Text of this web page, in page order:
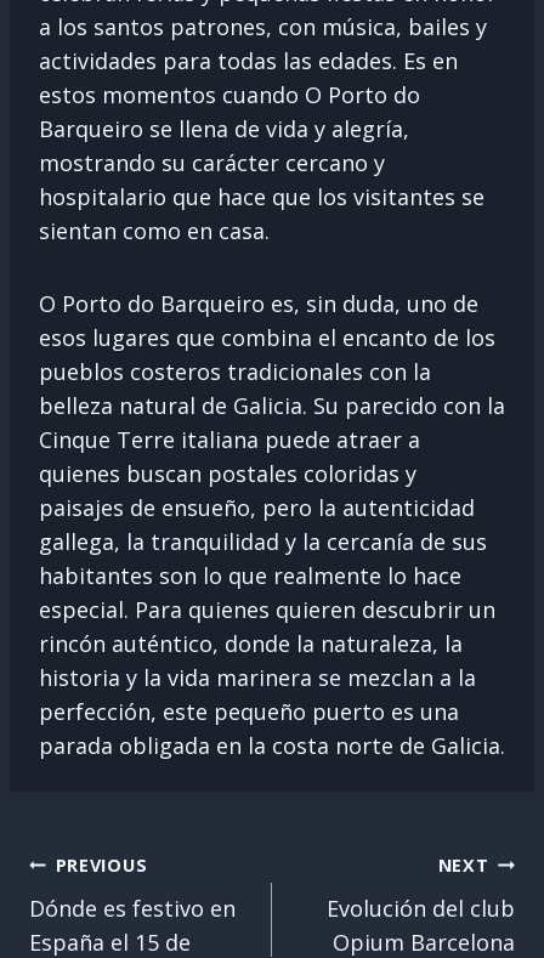
a los santos patrones, con música, bailes y
actividades para todas las edades. Es en
estos momentos cuando O Porto do
Barqueiro se llena de vida y alegría,
mostrando su carácter cercano y
hospitalario que hace que los visitantes se
sientan como en casa.
O Porto do Barqueiro es, sin duda, uno de
esos lugares que combina el encanto de los
pueblos costeros tradicionales con la
belleza natural de Galicia. Su parecido con la
Cinque Terre italiana puede atraer a
quienes buscan postales coloridas y
paisajes de ensueño, pero la autenticidad
gallega, la tranquilidad y la cercanía de sus
habitantes son lo que realmente lo hace
especial. Para quienes quieren descubrir un
rincón auténtico, donde la naturaleza, la
historia y la vida marinera se mezclan a la
perfección, este pequeño puerto es una
parada obligada en la costa norte de Galicia.
Post
Navigation
PREVIOUS
Dónde es festivo en
España el 15 de
NEXT
Evolución del club
Opium Barcelona